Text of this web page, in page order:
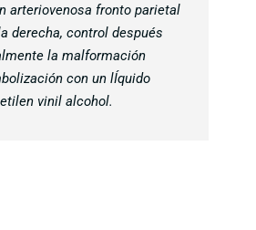
arteriovenosa fronto parietal
derecha, control después
la malformación
con un lÍquido
vinil alcohol.